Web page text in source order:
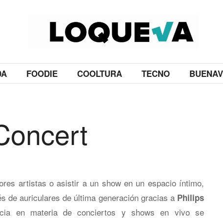
FOODIE COOLTURA TECNO
artistas o asistir a un show en un espacio íntimo,
de auriculares de última generación gracias a Philips
en materia de conciertos y shows en vivo se